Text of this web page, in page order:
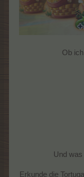
Ob
Und
Erkunde die